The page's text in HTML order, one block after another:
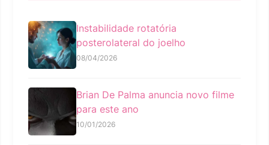
Instabilidade rotatória
posterolateral do joelho
08/04/2026
Brian De Palma anuncia novo filme
para este ano
10/01/2026